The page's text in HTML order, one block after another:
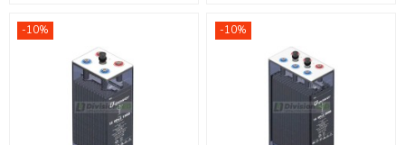
-10% -10%